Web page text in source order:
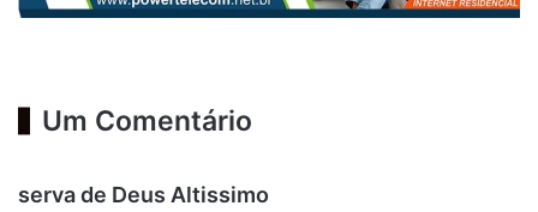
Um Comentário
serva de Deus Altissimo